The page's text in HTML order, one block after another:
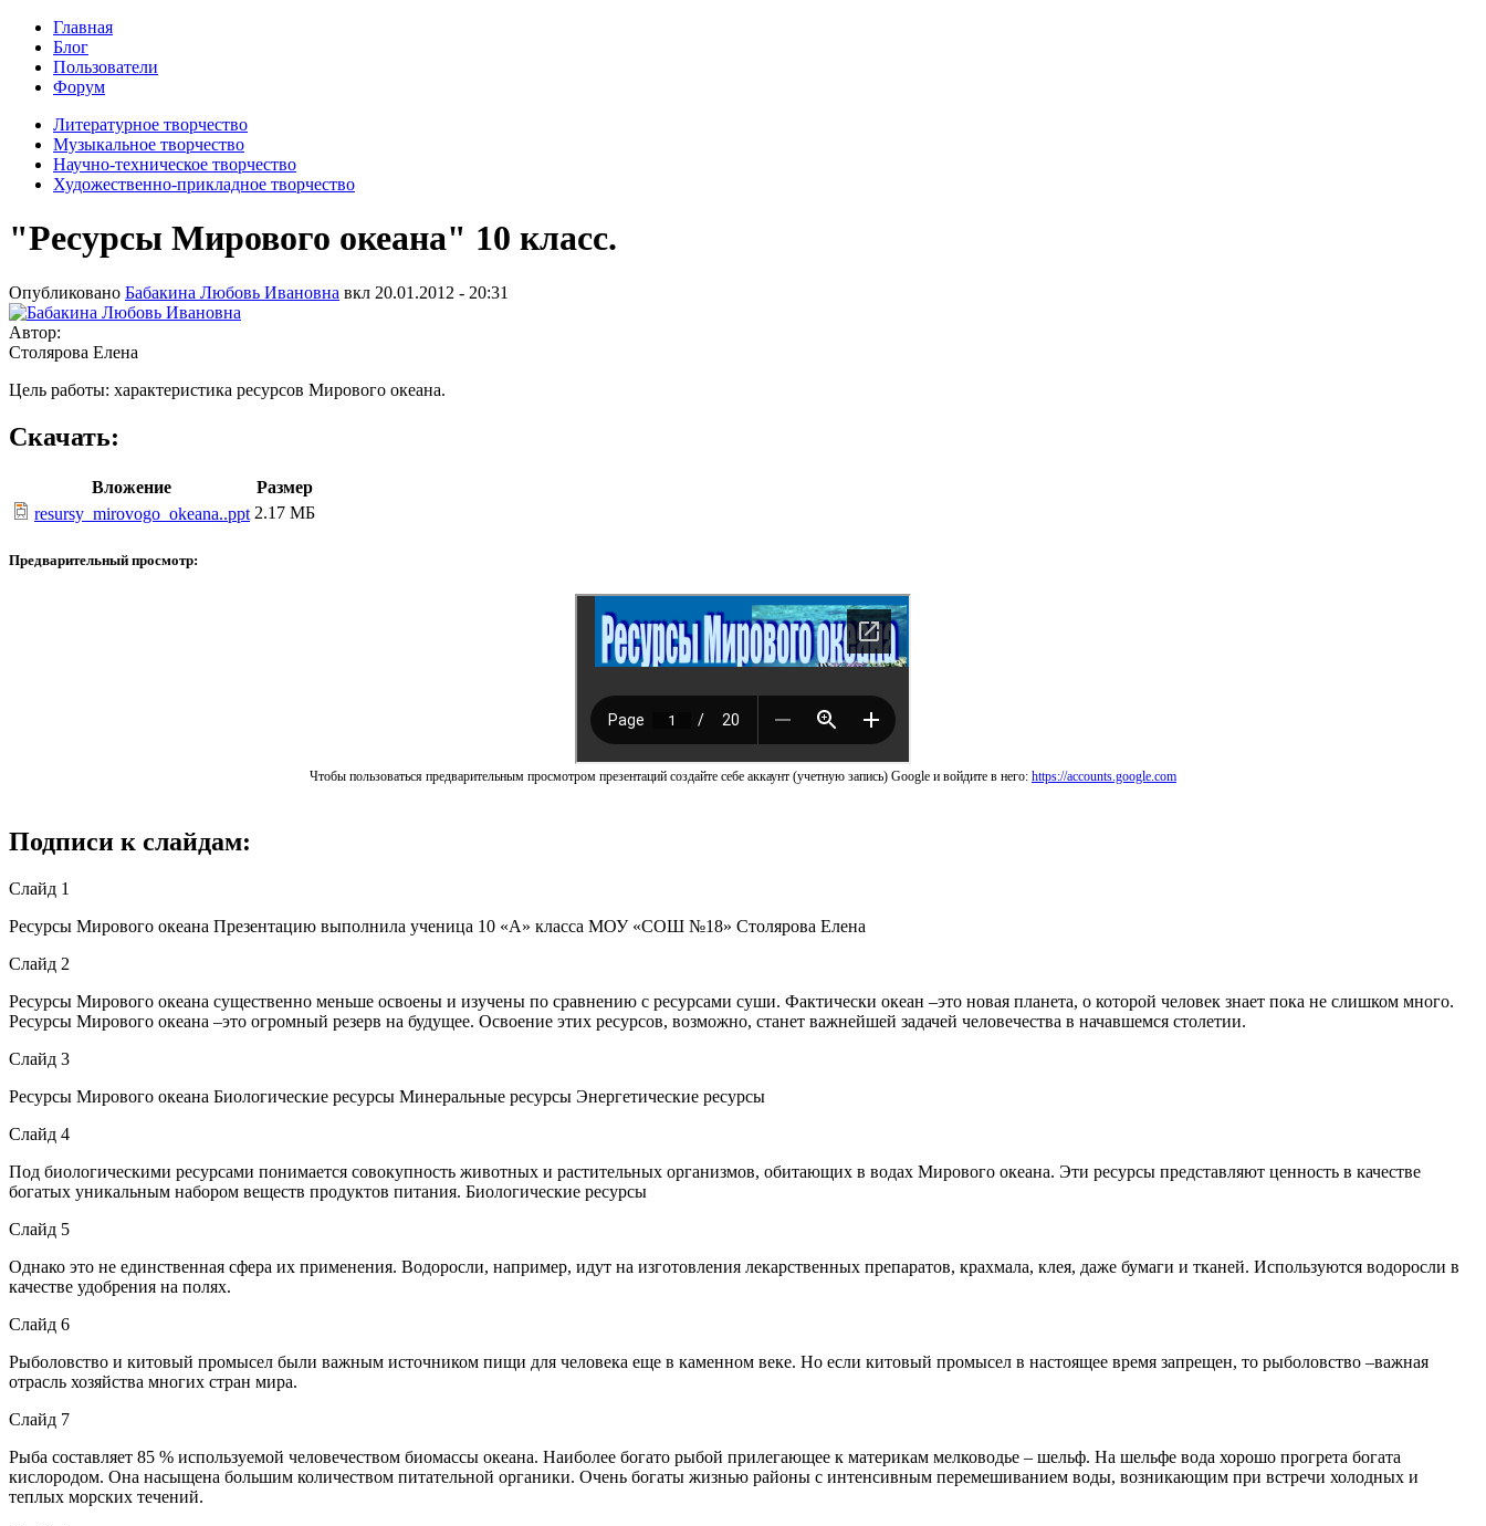
Главная
Блог
Пользователи
Форум
Литературное творчество
Музыкальное творчество
Научно-техническое творчество
Художественно-прикладное творчество
"Ресурсы Мирового океана" 10 класс.
Опубликовано Бабакина Любовь Ивановна вкл 20.01.2012 - 20:31
Автор:
Столярова Елена
Цель работы: характеристика ресурсов Мирового океана.
Скачать:
Вложение
Размер
resursy_mirovogo_okeana..ppt 2.17 МБ
Предварительный просмотр:
Чтобы пользоваться предварительным просмотром презентаций создайте себе аккаунт (учетную запись) Google и войдите в него: https://accounts.google.com
Подписи к слайдам:
Слайд 1
Ресурсы Мирового океана Презентацию выполнила ученица 10 «А» класса МОУ «СОШ №18» Столярова Елена
Слайд 2
Ресурсы Мирового океана существенно меньше освоены и изучены по сравнению с ресурсами суши. Фактически океан –это новая планета, о которой человек знает пока не слишком много.
Ресурсы Мирового океана –это огромный резерв на будущее. Освоение этих ресурсов, возможно, станет важнейшей задачей человечества в начавшемся столетии.
Слайд 3
Ресурсы Мирового океана Биологические ресурсы Минеральные ресурсы Энергетические ресурсы
Слайд 4
Под биологическими ресурсами понимается совокупность животных и растительных организмов, обитающих в водах Мирового океана. Эти ресурсы представляют ценность в качестве
богатых уникальным набором веществ продуктов питания. Биологические ресурсы
Слайд 5
Однако это не единственная сфера их применения. Водоросли, например, идут на изготовления лекарственных препаратов, крахмала, клея, даже бумаги и тканей. Используются водоросли в
качестве удобрения на полях.
Слайд 6
Рыболовство и китовый промысел были важным источником пищи для человека еще в каменном веке. Но если китовый промысел в настоящее время запрещен, то рыболовство –важная
отрасль хозяйства многих стран мира.
Слайд 7
Рыба составляет 85 % используемой человечеством биомассы океана. Наиболее богато рыбой прилегающее к материкам мелководье – шельф. На шельфе вода хорошо прогрета богата
кислородом. Она насыщена большим количеством питательной органики. Очень богаты жизнью районы с интенсивным перемешиванием воды, возникающим при встречи холодных и
теплых морских течений.